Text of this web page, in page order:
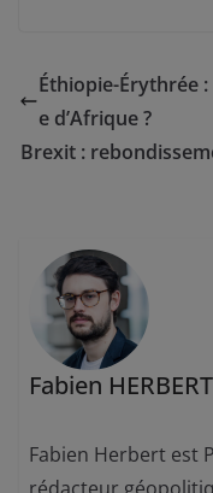
Éthiopie-Érythrée
e d’Afrique ?
Brexit :
Fabien HERBERT
Fabien Herbert est